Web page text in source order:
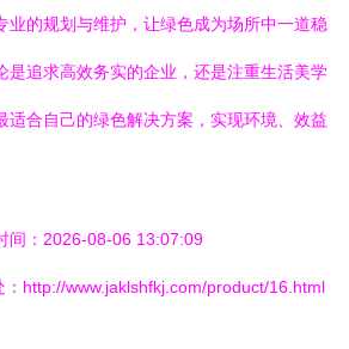
业的规划与维护，让绿色成为场所中一道稳
是追求高效务实的企业，还是注重生活美学
适合自己的绿色解决方案，实现环境、效益
间：2026-08-06 13:07:09
：http://www.jaklshfkj.com/product/16.html